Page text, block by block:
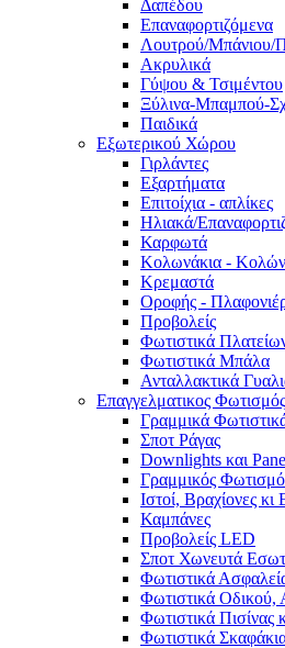
Δαπέδου
Επαναφορτιζόμενα
Λουτρού/Μπάνιου/
Ακρυλικά
Γύψου & Τσιμέντου
Ξύλινα-Μπαμπού-
Παιδικά
Εξωτερικού Χώρου
Γιρλάντες
Εξαρτήματα
Επιτοίχια - απλίκες
Ηλιακά/
Καρφωτά
Κολωνάκια -
Κρεμαστά
Οροφής -
Προβολείς
Φωτιστικά
Φωτιστικά Μπάλα
Ανταλλακτικά
Επαγγελματικος Φωτισμός
Γραμμικά
Σποτ Ράγας
Downlights και
Γραμμικός
Ιστοί, Βραχίονες κι
Καμπάνες
Προβολείς LED
Σποτ Χωνευτά
Φωτιστικά
Φωτιστικά Οδικού,
Φωτιστικά Πισίνας
Φωτιστικά